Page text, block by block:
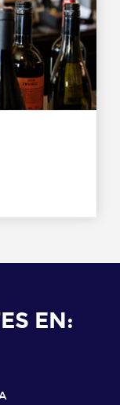
EN: